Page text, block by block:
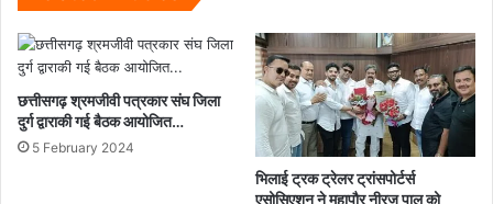
छत्तीसगढ़ श्रमजीवी पत्रकार संघ जिला
दुर्ग द्वाराकी गई बैठक आयोजित…
5 February 2024
भिलाई ट्रक ट्रेलर ट्रांसपोर्टर्स
एसोसिएशन ने महापौर नीरज पाल को